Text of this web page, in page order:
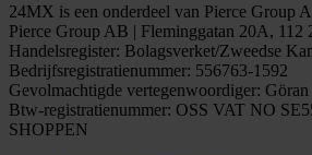
24MX is een onderdeel van Pierce Group
Pierce Group AB | Fleminggatan 20A, 112
Handelsregister: Bolagsverket/Zweedse
Bedrijfsregistratienummer: 556763-1592
Gevolmachtigde vertegenwoordiger:
Btw-registratienummer: OSS VAT NO
SHOPPEN